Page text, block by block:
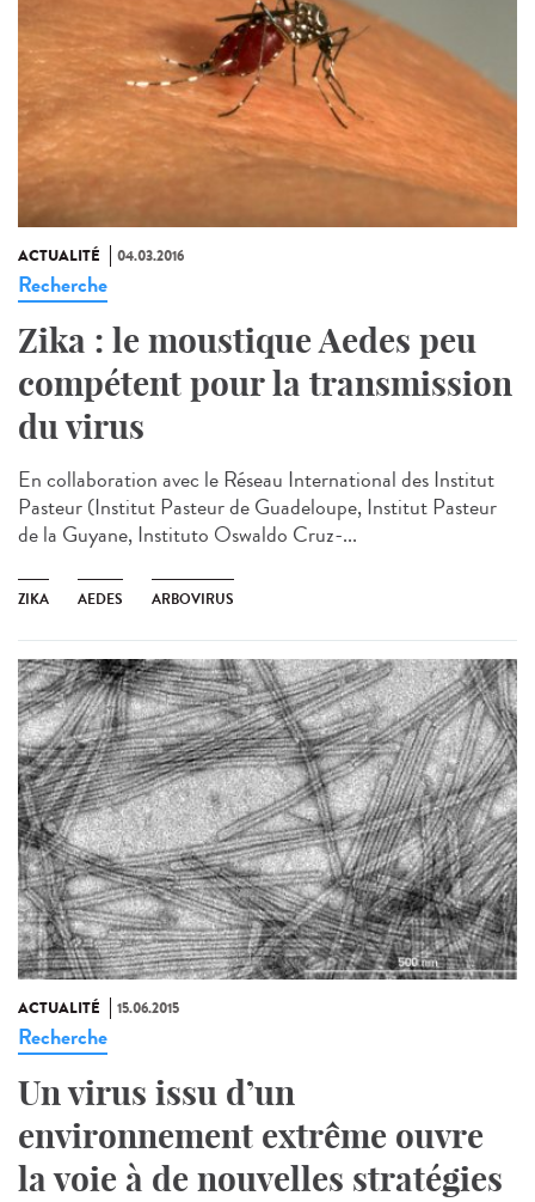
ACTUALITÉ 04.03.2016
Recherche
Zika : le moustique Aedes peu
compétent pour la transmission
du virus
En collaboration avec le Réseau International des Institut
Pasteur (Institut Pasteur de Guadeloupe, Institut Pasteur
de la Guyane, Instituto Oswaldo Cruz-...
ZIKA AEDES ARBOVIRUS
ACTUALITÉ 15.06.2015
Recherche
Un virus issu d’un
environnement extrême ouvre
la voie à de nouvelles stratégies